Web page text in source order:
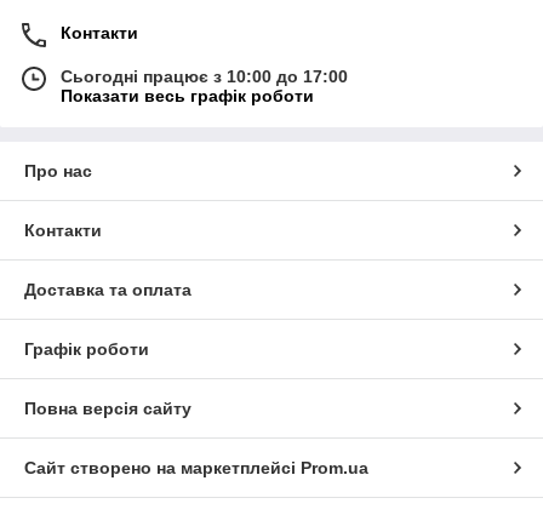
Контакти
Сьогодні працює з 10:00 до 17:00
Показати весь графік роботи
Про нас
Контакти
Доставка та оплата
Графік роботи
Повна версія сайту
Сайт створено на маркетплейсі Prom.ua